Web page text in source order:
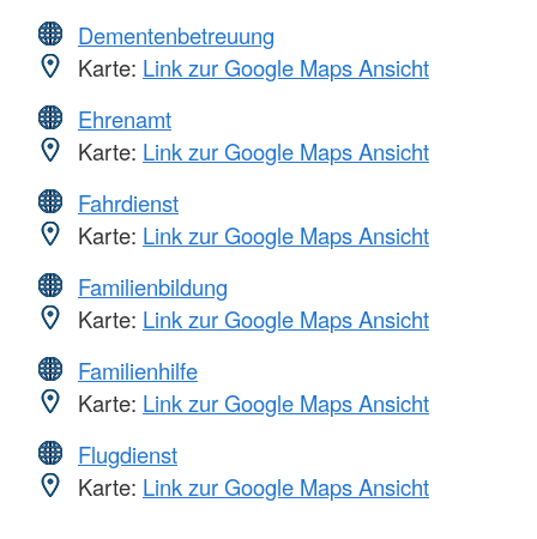
Dementenbetreuung
Karte: Link zur Google Maps Ansicht
Ehrenamt
Karte: Link zur Google Maps Ansicht
Fahrdienst
Karte: Link zur Google Maps Ansicht
Familienbildung
Karte: Link zur Google Maps Ansicht
Familienhilfe
Karte: Link zur Google Maps Ansicht
Flugdienst
Karte: Link zur Google Maps Ansicht